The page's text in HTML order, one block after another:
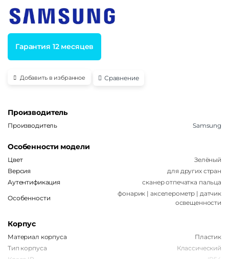
Гарантия 12 месяцев
Добавить в избранное Сравнение
Производитель
Производитель Samsung
Особенности модели
Цвет
Зелёный
Версия
для других стран
Аутентификация
сканер отпечатка пальца
Особенности
фонарик | акселерометр | датчик
освещенности
Корпус
Материал корпуса
Пластик
Тип корпуса
Классический